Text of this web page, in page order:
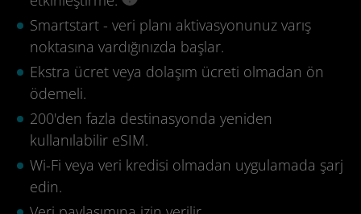
Smartstart - veri planı aktivasyonunuz varış
noktasına vardığınızda başlar.
Ekstra ücret veya dolaşım ücreti olmadan ön
ödemeli.
200'den fazla destinasyonda yeniden
kullanılabilir eSIM.
Wi-Fi veya veri kredisi olmadan uygulamada şarj
edin.